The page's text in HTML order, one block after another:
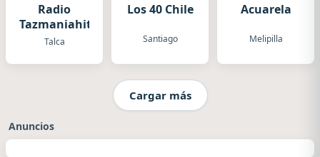
Radio
Tazmaniahit
Talca
Los 40 Chile
Santiago
Acuarela
Melipilla
Cargar más
Anuncios